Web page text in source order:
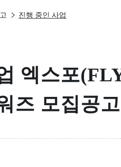
진행 중인 사업
엑스포
즈 모집공고